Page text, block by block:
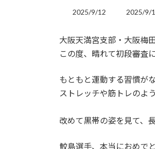
2025/9/12
最
新
日
時
2025/9/
大阪天満宮支部・大阪梅
この度、晴れて初段審査
もともと運動する習慣が
ストレッチや筋トレのよ
改めて黒帯の姿を見て、
鮫島選手、本当におめで